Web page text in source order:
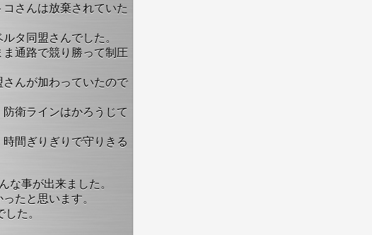
さんは放棄されていた
タ同盟さんでした。
通路で競り勝って制圧
んが加わっていたので
衛ラインはかろうじて
間ぎりぎりで守りきる
な事が出来ました。
たと思います。
た。